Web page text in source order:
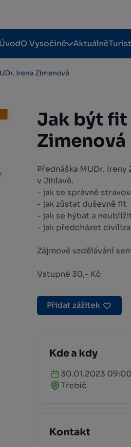
ÚvodO Vysočině Aktuálně
Irena Zimenová
Jak být fit
Zimenová
Přednáška MUDr.
v Jihlavě.
- jak se správně
- jak zůstat duševně fit
- jak se hýbat a
- jak předcházet
Zájmové vzdělávání
Vstupné 30,- Kč
Přidat zážitek
Kde a kdy
30.01.2023
Třebíč
Kontakt